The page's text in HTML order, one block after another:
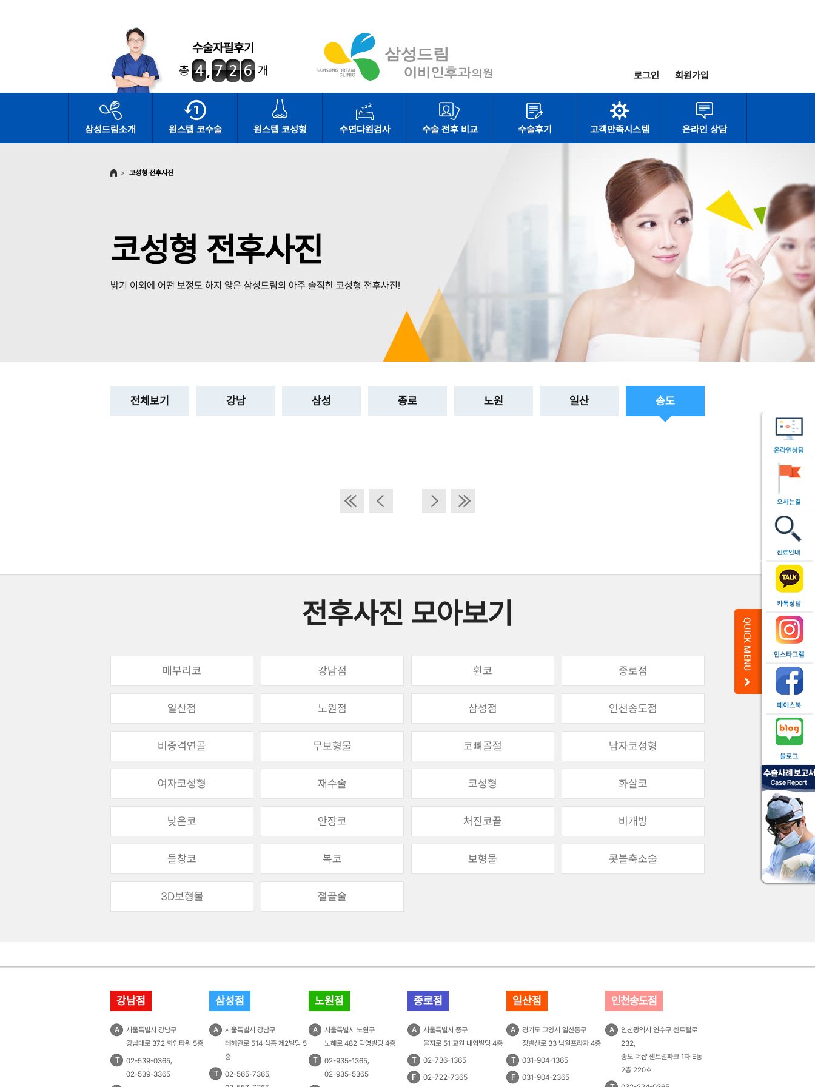
수술자필후기
총
개 로그인 회원가입
삼성드림소개 원스텝 코수술 원스텝 코성형 수면다원검사 수술 전후 비교 수술후기 고객만족시스템 온라인 상담
> 코성형 전후사진
코성형 전후사진
밝기 이외에 어떤 보정도 하지 않은 삼성드림의 아주 솔직한 코성형 전후사진!
전체보기 강남 삼성 종로 노원 일산 송도
전후사진 모아보기
매부리코 강남점 휜코 종로점
일산점 노원점 삼성점 인천송도점
비중격연골 무보형물 코뼈골절 남자코성형
여자코성형 재수술 코성형 화살코
낮은코 안장코 처진코끝 비개방
들창코 복코 보형물 콧볼축소술
3D보형물 절골술
강남점
A
서울특별시 강남구
강남대로 372 화인타워 5층
T
02-539-0365,
02-539-3365
삼성점
A
서울특별시 강남구
테헤란로 514 삼흥 제2빌딩 5
층
T
02-565-7365,
노원점
A
서울특별시 노원구
노해로 482 덕영빌딩 4층
T
02-935-1365,
02-935-5365
종로점
A
서울특별시 중구
을지로 51 교원 내외빌딩 4층
T
02-736-1365
F
02-722-7365
일산점
A
경기도 고양시 일산동구
정발산로 33 낙원프라자 4층
T
031-904-1365
F
031-904-2365
인천송도점
A
인천광역시 연수구 센트럴로
232,
송도 더샵 센트럴파크 1차 E동
2층 220호